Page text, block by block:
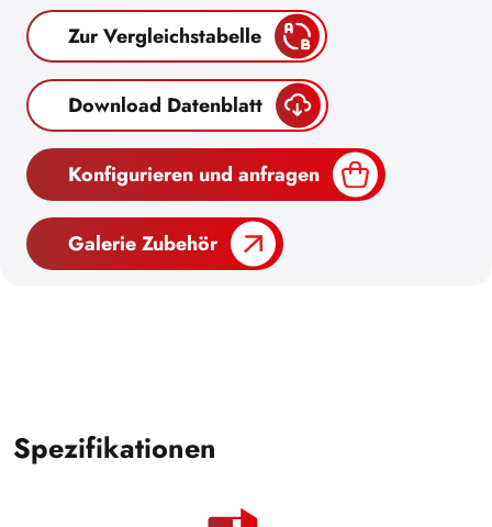
Zur Vergleichstabelle
Download Datenblatt
Konfigurieren und anfragen
Galerie Zubehör
Spezifikationen